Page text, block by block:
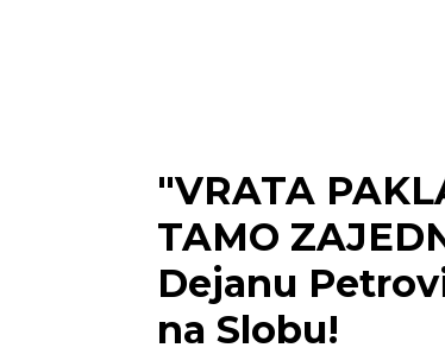
"VRATA
TAMO
Dejanu
na Slobu!